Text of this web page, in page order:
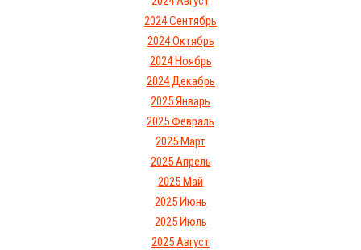
2024 Сентябрь
2024 Октябрь
2024 Ноябрь
2024 Декабрь
2025 Январь
2025 Февраль
2025 Март
2025 Апрель
2025 Май
2025 Июнь
2025 Июль
2025 Август